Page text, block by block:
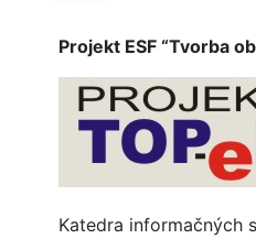
Projekt ESF “Tvorba
Katedra informačných